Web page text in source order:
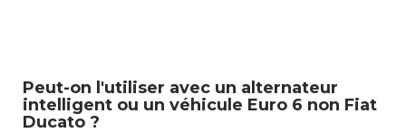
Peut-on l'utiliser avec un alternateur
intelligent ou un véhicule Euro 6 non Fiat
Ducato ?